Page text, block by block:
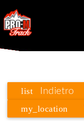
list Indietro
my_location